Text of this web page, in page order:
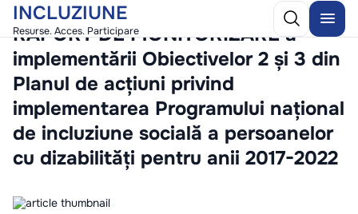
INCLUZIUNE
Resurse. Acces. Participare
/ 10 December 2025
RAPORT DE MONITORIZARE a
implementării Obiectivelor 2 și 3 din
Planul de acțiuni privind
implementarea Programului național
de incluziune socială a persoanelor
cu dizabilități pentru anii 2017-2022